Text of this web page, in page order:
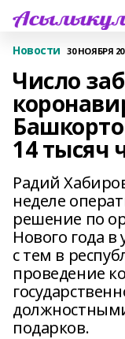
Новости 30 НОЯБРЯ
Число
14 тысяч
Радий
неделе
решение по
Нового года
с тем в
проведение
подарков.